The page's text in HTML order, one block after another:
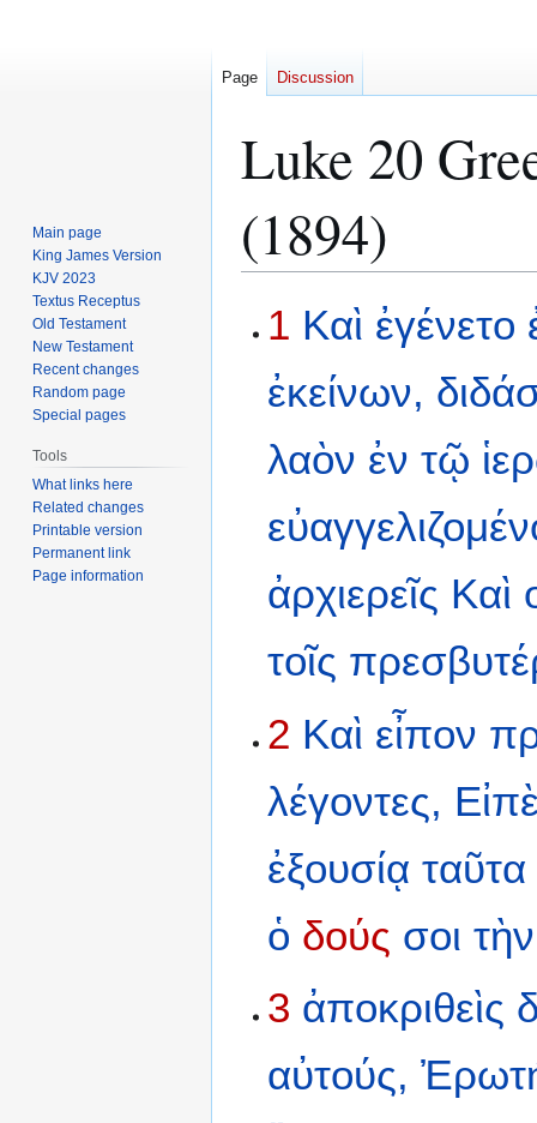
Luke 20
(1894)
toto
1 Καὶ ἐγένετο
ἐκείνων,
λαὸν ἐν τῷ
ἀρχιερεῖς Καὶ
τοῖς
2 Καὶ εἶπον
λέγοντες,
ἐξουσίᾳ ταῦτα
ὁ δούς σοι τὴν
3 ἀποκριθεὶς
αὐτούς,
Page Discussion
Main page
King James Version
KJV 2023
Textus Receptus
Old Testament
New Testament
Recent changes
Random page
Special pages
Tools
What links here
Related changes
Printable version
Permanent link
Page information